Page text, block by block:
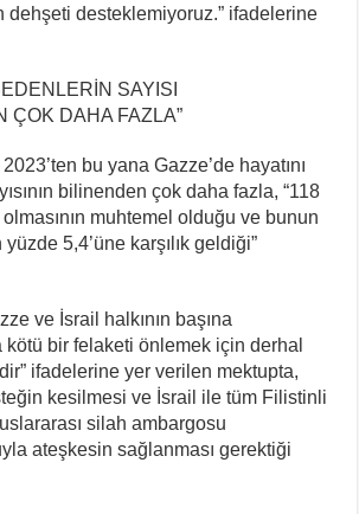
dehşeti desteklemiyoruz.” ifadelerine
SAYISI
ÇOK DAHA FAZLA”
bu yana Gazze’de hayatını
bilinenden çok daha fazla, “118
muhtemel olduğu ve bunun
5,4’üne karşılık geldiği”
ve İsrail halkının başına
bir felaketi önlemek için derhal
ifadelerine yer verilen mektupta,
kesilmesi ve İsrail ile tüm Filistinli
silah ambargosu
ateşkesin sağlanması gerektiği